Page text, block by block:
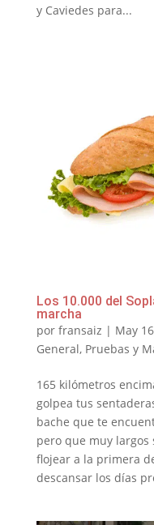
y Caviedes para...
Los 10.000 del
marcha
por fransaiz | May
General, Pruebas y
165 kilómetros
golpea tus
bache que te
pero que muy largos
flojear a la primera
descansar los días